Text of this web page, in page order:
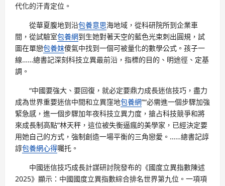
代化的汗青定位。
從華夏腹地到沿包養意思海地域，從科研院所到企業車
間，從試驗室包養網到生她對著天空的藍色光束刺出圓規，試
圖在單戀包養妹傻氣中找到一個可被量化的數學公式。孩子一
線……總書記深刻科技立異最前沿，指標的目的、明途徑、定基
調。
“中國要強大、要回復，就必定要鼎力成長迷信技巧，盡力
成為世界重要迷信中間和立異窪地包養網”“必需進一個步驟加強
緊急感，進一個步驟加年夜科技立異力度，搶占科技競爭和將
來成長制高點”林天秤，這位被失衡逼瘋的美學家，已經決定要
用她自己的方式，強制創造一場平衡的三角戀愛。……總書記諄
諄包養網心得囑托。
中國迷信技巧成長計謀研討院發布的《國度立異指數陳述
2025》顯示：中國國度立異指數綜合排名世界第九位。一項項